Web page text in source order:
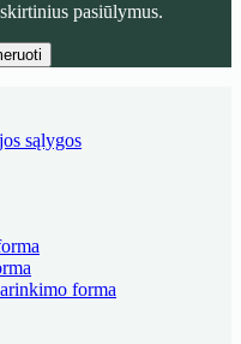
pasiūlymus.
sąlygos
forma